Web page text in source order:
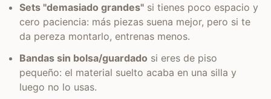
Sets "demasiado grandes" si tienes poco espacio y
cero paciencia: más piezas suena mejor, pero si te
da pereza montarlo, entrenas menos.
Bandas sin bolsa/guardado si eres de piso
pequeño: el material suelto acaba en una silla y
luego no lo usas.